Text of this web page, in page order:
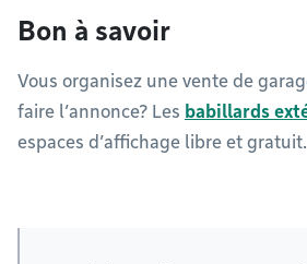
Bon à savoir
Vous organisez une vente de
faire l’annonce? Les babillards
espaces d’affichage libre et gratuit.